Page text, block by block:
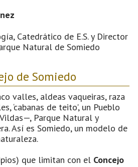
Catedrático de E.S. y Director
Natural de Somiedo
de Somiedo
valles, aldeas vaqueiras, raza
‘cabanas de teito', un Pueblo
Parque Natural y
Así es Somiedo, un modelo de
que limitan con el Concejo